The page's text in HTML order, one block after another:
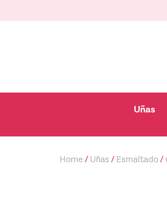
al
Uñas
Home/ Uñas / Esmaltado/